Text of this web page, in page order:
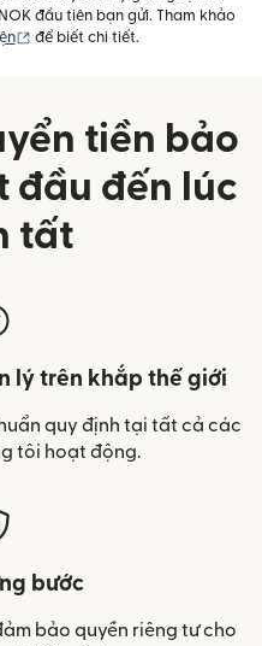
đầu tiên bạn gửi. Tham khảo
(mở trong cửa sổ mới)
để biết chi tiết.
tiền bảo
đầu đến lúc
tất
lý trên khắp thế giới
quy định tại tất cả các
tôi hoạt động.
bước
bảo quyền riêng tư cho